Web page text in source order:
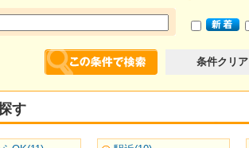
条件クリア
す